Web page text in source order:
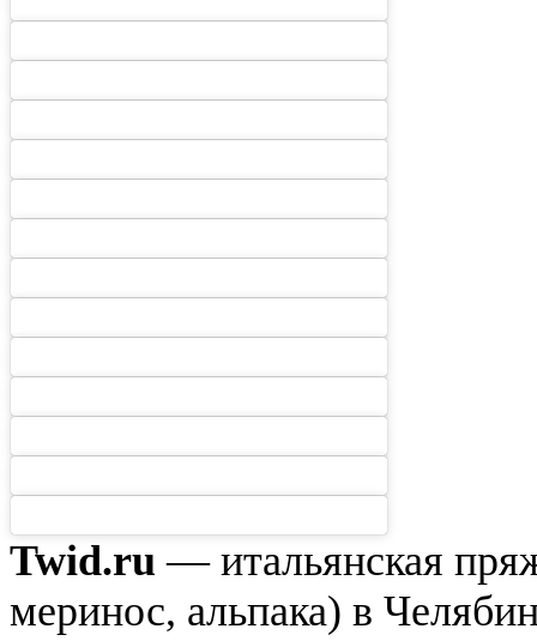
Twid.ru — итальянская
меринос, альпака) в